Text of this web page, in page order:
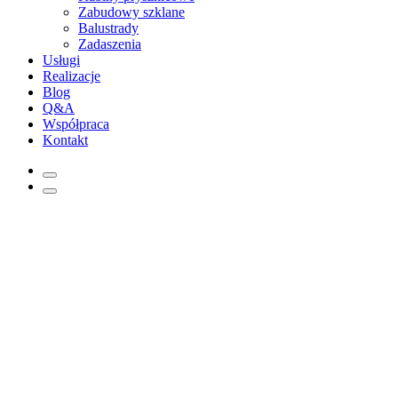
Zabudowy szklane
Balustrady
Zadaszenia
Usługi
Realizacje
Blog
Q&A
Współpraca
Kontakt